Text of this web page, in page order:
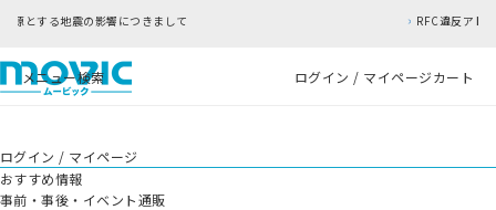
きまして RFC違反アドレスのご利用について
メニュー検索 ログイン / マイページカート
ログイン / マイページ
おすすめ情報
事前・事後・イベント通販